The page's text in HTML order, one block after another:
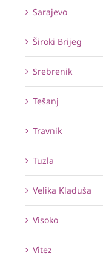
Sarajevo
Široki Brijeg
Srebrenik
Tešanj
Travnik
Tuzla
Velika Kladuša
Visoko
Vitez